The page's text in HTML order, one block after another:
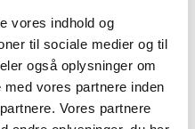
vores indhold og
til sociale medier og til
også oplysninger om
vores partnere inden
Vores partnere
webinar og mulighed for
.